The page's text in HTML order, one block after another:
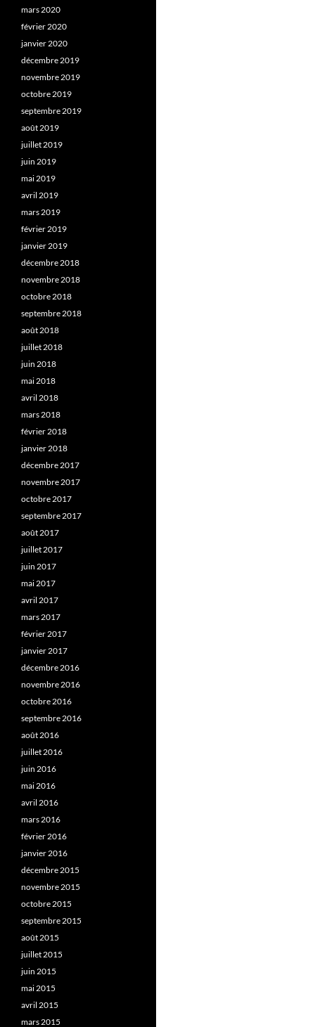
mars 2020
février 2020
janvier 2020
décembre 2019
novembre 2019
octobre 2019
septembre 2019
août 2019
juillet 2019
juin 2019
mai 2019
avril 2019
mars 2019
février 2019
janvier 2019
décembre 2018
novembre 2018
octobre 2018
septembre 2018
août 2018
juillet 2018
juin 2018
mai 2018
avril 2018
mars 2018
février 2018
janvier 2018
décembre 2017
novembre 2017
octobre 2017
septembre 2017
août 2017
juillet 2017
juin 2017
mai 2017
avril 2017
mars 2017
février 2017
janvier 2017
décembre 2016
novembre 2016
octobre 2016
septembre 2016
août 2016
juillet 2016
juin 2016
mai 2016
avril 2016
mars 2016
février 2016
janvier 2016
décembre 2015
novembre 2015
octobre 2015
septembre 2015
août 2015
juillet 2015
juin 2015
mai 2015
avril 2015
mars 2015